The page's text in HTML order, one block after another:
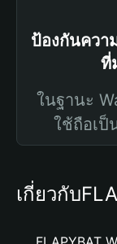
ป้องกันควา
ที่
ในฐานะ
ใช้ถือเป็
เกี่ยวกับ